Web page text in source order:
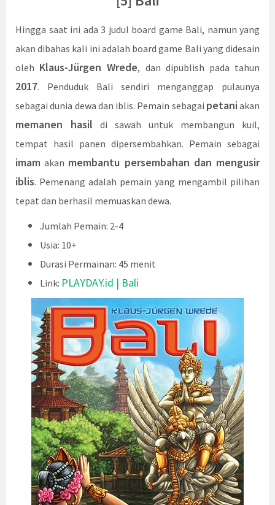
Hingga saat ini ada 3 judul board game Bali, namun yang
akan dibahas kali ini adalah board game Bali yang didesain
oleh Klaus-Jürgen Wrede, dan dipublish pada tahun
2017. Penduduk Bali sendiri menganggap pulaunya
sebagai dunia dewa dan iblis. Pemain sebagai petani akan
memanen hasil di sawah untuk membangun kuil,
tempat hasil panen dipersembahkan. Pemain sebagai
imam akan membantu persembahan dan mengusir
iblis. Pemenang adalah pemain yang mengambil pilihan
tepat dan berhasil memuaskan dewa.
Jumlah Pemain: 2-4
Usia: 10+
Durasi Permainan: 45 menit
Link: PLAYDAY.id | Bali